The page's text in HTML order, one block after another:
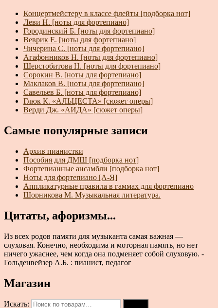
Концертмейстеру в классе флейты [подборка нот]
Леви Н. [ноты для фортепиано]
Городинский Б. [ноты для фортепиано]
Веврик Е. [ноты для фортепиано]
Чичерина С. [ноты для фортепиано]
Агафонников Н. [ноты для фортепиано]
Шерстобитова Н. [ноты для фортепиано]
Сорокин В. [ноты для фортепиано]
Маклаков В. [ноты для фортепиано]
Савельев Б. [ноты для фортепиано]
Глюк К. «АЛЬЦЕСТА» [сюжет оперы]
Верди Дж. «АИДА» [сюжет оперы]
Самые популярные записи
Архив пианистки
Пособия для ДМШ [подборка нот]
Фортепианные ансамбли [подборка нот]
Ноты для фортепиано [А-Я]
Аппликатурные правила в гаммах для фортепиано
Шорникова М. Музыкальная литература.
Цитаты, афоризмы...
Из всех родов памяти для музыканта самая важная —
слуховая. Конечно, необходима и моторная память, но нет
ничего ужаснее, чем когда она подменяет собой слуховую. -
Гольденвейзер А.Б. : пианист, педагог
Магазин
Искать: